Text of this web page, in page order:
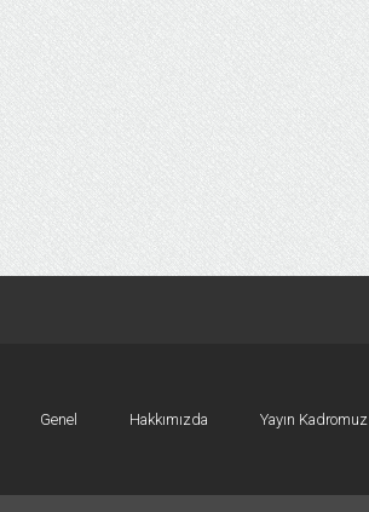
Genel Hakkımızda Yayın Kadromuz